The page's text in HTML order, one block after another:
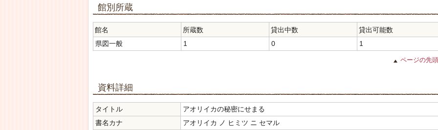
館別所蔵
館名 所蔵数 貸出中数
貸出可能数
県図一般
1 0 1
ページの先
資料詳細
タイトル
アオリイカの秘密にせまる
書名カナ
アオリイカ ノ ヒミツ ニ セマル